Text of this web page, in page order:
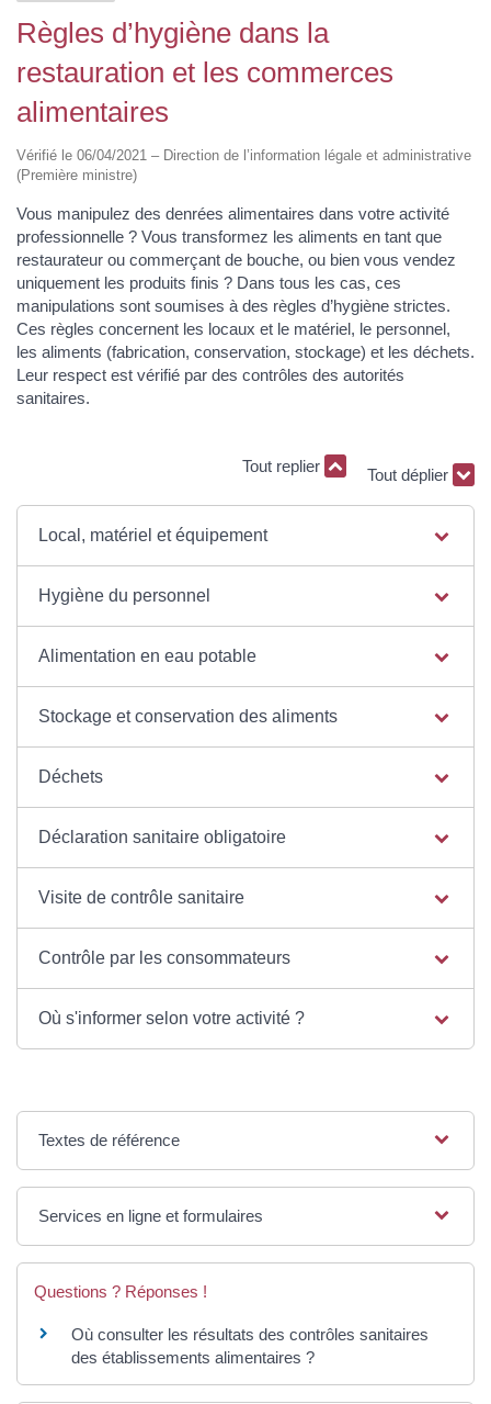
Règles d’hygiène dans la
restauration et les commerces
alimentaires
Vérifié le 06/04/2021 – Direction de l’information légale et administrative
(Première ministre)
Vous manipulez des denrées alimentaires dans votre activité
professionnelle ? Vous transformez les aliments en tant que
restaurateur ou commerçant de bouche, ou bien vous vendez
uniquement les produits finis ? Dans tous les cas, ces
manipulations sont soumises à des règles d’hygiène strictes.
Ces règles concernent les locaux et le matériel, le personnel,
les aliments (fabrication, conservation, stockage) et les déchets.
Leur respect est vérifié par des contrôles des autorités
sanitaires.
Tout replier
Tout déplier
Local, matériel et équipement
Hygiène du personnel
Alimentation en eau potable
Stockage et conservation des aliments
Déchets
Déclaration sanitaire obligatoire
Visite de contrôle sanitaire
Contrôle par les consommateurs
Où s'informer selon votre activité ?
Textes de référence
Services en ligne et formulaires
Questions ? Réponses !
Où consulter les résultats des contrôles sanitaires
des établissements alimentaires ?